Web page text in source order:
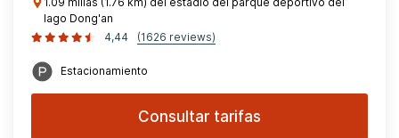
lago Dong'an
4,44
(1626 reviews)
Estacionamiento
Consultar tarifas